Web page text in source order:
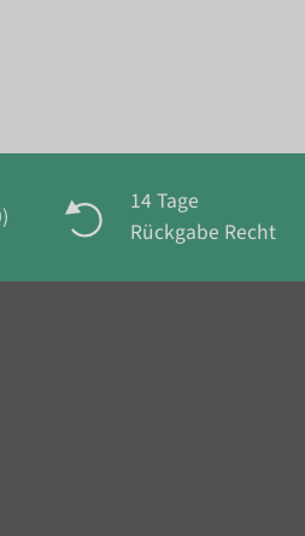
14 Tage
Rückgabe Recht